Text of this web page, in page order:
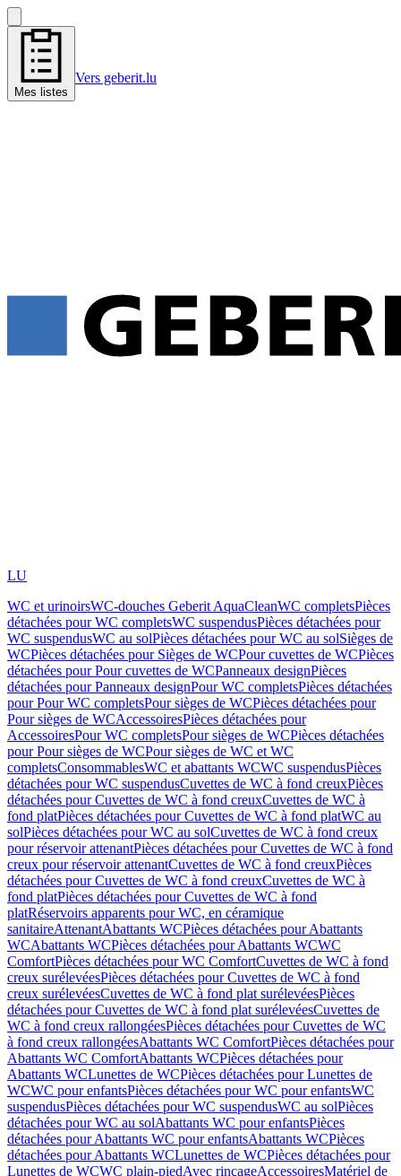
Mes listes
Vers geberit.lu
LU
WC et urinoirsWC-douches Geberit AquaCleanWC completsPièces
détachées pour WC completsWC suspendusPièces détachées pour
WC suspendusWC au solPièces détachées pour WC au solSièges de
WCPièces détachées pour Sièges de WCPour cuvettes de WCPièces
détachées pour Pour cuvettes de WCPanneaux designPièces
détachées pour Panneaux designPour WC completsPièces détachées
pour Pour WC completsPour sièges de WCPièces détachées pour
Pour sièges de WCAccessoiresPièces détachées pour
AccessoiresPour WC completsPour sièges de WCPièces détachées
pour Pour sièges de WCPour sièges de WC et WC
completsConsommablesWC et abattants WCWC suspendusPièces
détachées pour WC suspendusCuvettes de WC à fond creuxPièces
détachées pour Cuvettes de WC à fond creuxCuvettes de WC à
fond platPièces détachées pour Cuvettes de WC à fond platWC au
solPièces détachées pour WC au solCuvettes de WC à fond creux
pour réservoir attenantPièces détachées pour Cuvettes de WC à fond
creux pour réservoir attenantCuvettes de WC à fond creuxPièces
détachées pour Cuvettes de WC à fond creuxCuvettes de WC à
fond platPièces détachées pour Cuvettes de WC à fond
platRéservoirs apparents pour WC, en céramique
sanitaireAttenantAbattants WCPièces détachées pour Abattants
WCAbattants WCPièces détachées pour Abattants WCWC
ComfortPièces détachées pour WC ComfortCuvettes de WC à fond
creux surélevéesPièces détachées pour Cuvettes de WC à fond
creux surélevéesCuvettes de WC à fond plat surélevéesPièces
détachées pour Cuvettes de WC à fond plat surélevéesCuvettes de
WC à fond creux rallongéesPièces détachées pour Cuvettes de WC
à fond creux rallongéesAbattants WC ComfortPièces détachées pour
Abattants WC ComfortAbattants WCPièces détachées pour
Abattants WCLunettes de WCPièces détachées pour Lunettes de
WCWC pour enfantsPièces détachées pour WC pour enfantsWC
suspendusPièces détachées pour WC suspendusWC au solPièces
détachées pour WC au solAbattants WC pour enfantsPièces
détachées pour Abattants WC pour enfantsAbattants WCPièces
détachées pour Abattants WCLunettes de WCPièces détachées pour
Lunettes de WCWC plain-piedAvec rinçageAccessoiresMatériel de